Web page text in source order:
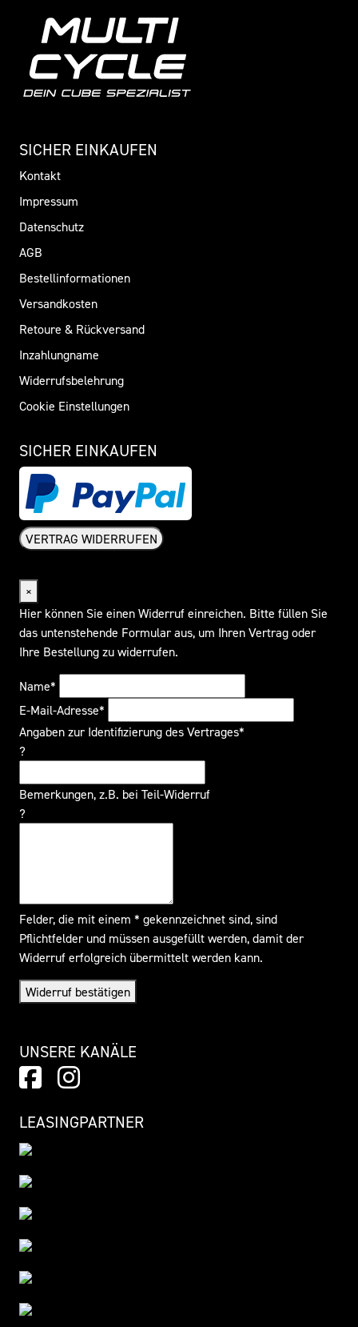
SICHER EINKAUFEN
Kontakt
Impressum
Datenschutz
AGB
Bestellinformationen
Versandkosten
Retoure & Rückversand
Inzahlungname
Widerrufsbelehrung
Cookie Einstellungen
SICHER EINKAUFEN
VERTRAG WIDERRUFEN
×
Hier können Sie einen Widerruf einreichen. Bitte füllen Sie
das untenstehende Formular aus, um Ihren Vertrag oder
Ihre Bestellung zu widerrufen.
Name*
E-Mail-Adresse*
Angaben zur Identifizierung des Vertrages*
?
Bemerkungen, z.B. bei Teil-Widerruf
?
Felder, die mit einem * gekennzeichnet sind, sind
Pflichtfelder und müssen ausgefüllt werden, damit der
Widerruf erfolgreich übermittelt werden kann.
Widerruf bestätigen
UNSERE KANÄLE
LEASINGPARTNER